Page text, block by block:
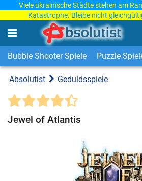
Viele ukrainische Städte stehen am
Katastrophe. Bleibe nicht
Bubble Shooter Spiele Puzzle
Absolutist Geduldsspiele
Jewel of Atlantis